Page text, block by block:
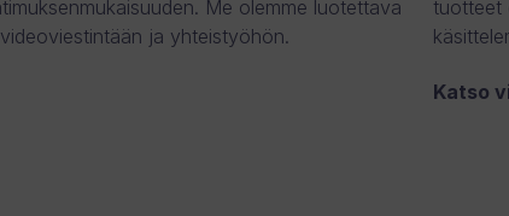
Me olemme luotettava
ja yhteistyöhön.
tuotteet
Katso